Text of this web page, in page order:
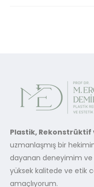
Plastik, Rekonstrüktif
uzmanlaşmış bir
dayanan deneyimim ve
yüksek kalitede ve etik
amaçlıyorum.